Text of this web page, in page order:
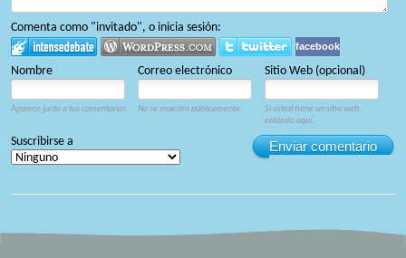
Comenta como "invitado", o inicia sesión:
facebook
Nombre Correo electrónico Sitio Web (opcional)
Aparece junto a tus comentarios. No se muestra públicamente.
Si usted tiene un sitio web,
enlázalo aquí.
Enviar comentario
Suscribirse a